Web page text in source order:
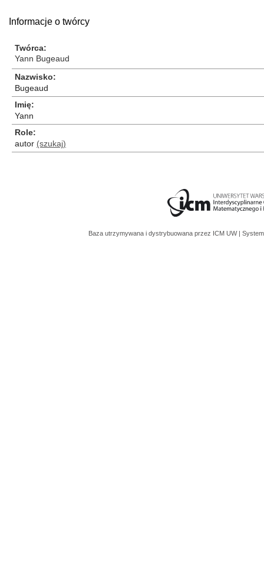
Informacje o twórcy
Twórca
Yann Bugeaud
Nazwisko
Bugeaud
Imię
Yann
Role
autor (szukaj)
Baza utrzymywana i dystrybuowana przez ICM UW |